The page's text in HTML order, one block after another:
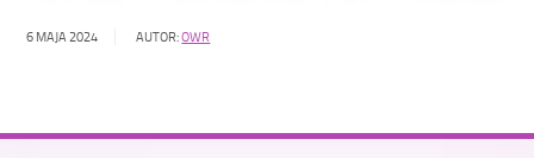
6 MAJA 2024 AUTOR:OWR